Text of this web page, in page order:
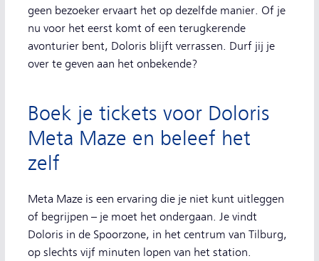
geen bezoeker ervaart het op dezelfde manier. Of je
nu voor het eerst komt of een terugkerende
avonturier bent, Doloris blijft verrassen. Durf jij je
over te geven aan het onbekende?
Boek je tickets voor Doloris
Meta Maze en beleef het
zelf
Meta Maze is een ervaring die je niet kunt uitleggen
of begrijpen – je moet het ondergaan. Je vindt
Doloris in de Spoorzone, in het centrum van Tilburg,
op slechts vijf minuten lopen van het station.